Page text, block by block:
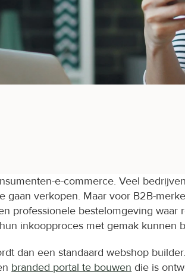
e-commerce. Veel
verkopen. Maar voor B2B-
professionele bestelomgeving
inkoopproces met gemak kunnen
dan een standaard webshop
branded portal te bouwen die is